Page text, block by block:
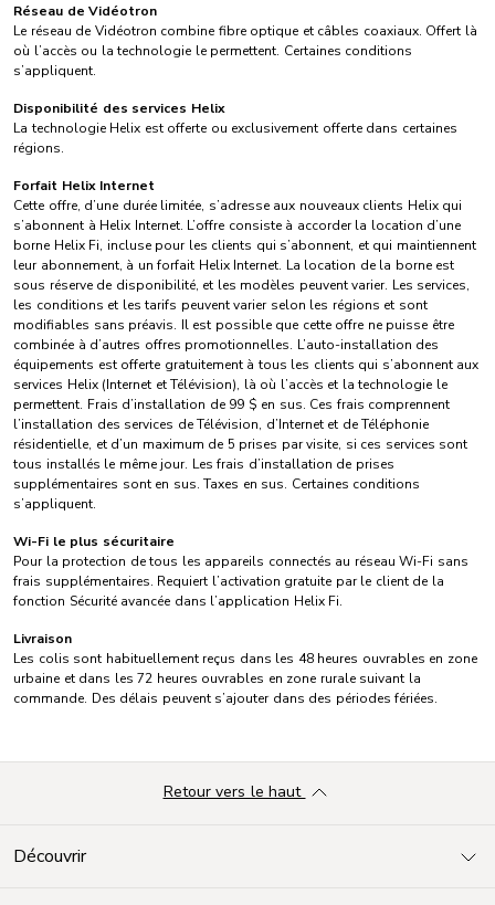
Réseau de Vidéotron
Le réseau de Vidéotron combine fibre optique et câbles coaxiaux. Offert là
où l’accès ou la technologie le permettent. Certaines conditions
s’appliquent.
Disponibilité des services Helix
La technologie Helix est offerte ou exclusivement offerte dans certaines
régions.
Forfait Helix Internet
Cette offre, d’une durée limitée, s’adresse aux nouveaux clients Helix qui
s’abonnent à Helix Internet. L’offre consiste à accorder la location d’une
borne Helix Fi, incluse pour les clients qui s’abonnent, et qui maintiennent
leur abonnement, à un forfait Helix Internet. La location de la borne est
sous réserve de disponibilité, et les modèles peuvent varier. Les services,
les conditions et les tarifs peuvent varier selon les régions et sont
modifiables sans préavis. Il est possible que cette offre ne puisse être
combinée à d’autres offres promotionnelles. L’auto-installation des
équipements est offerte gratuitement à tous les clients qui s’abonnent aux
services Helix (Internet et Télévision), là où l’accès et la technologie le
permettent. Frais d’installation de 99 $ en sus. Ces frais comprennent
l’installation des services de Télévision, d’Internet et de Téléphonie
résidentielle, et d’un maximum de 5 prises par visite, si ces services sont
tous installés le même jour. Les frais d’installation de prises
supplémentaires sont en sus. Taxes en sus. Certaines conditions
s’appliquent.
Wi-Fi le plus sécuritaire
Pour la protection de tous les appareils connectés au réseau Wi-Fi sans
frais supplémentaires. Requiert l’activation gratuite par le client de la
fonction Sécurité avancée dans l’application Helix Fi.
Livraison
Les colis sont habituellement reçus dans les 48 heures ouvrables en zone
urbaine et dans les 72 heures ouvrables en zone rurale suivant la
commande. Des délais peuvent s’ajouter dans des périodes fériées.
Découvrir
Retour vers le haut